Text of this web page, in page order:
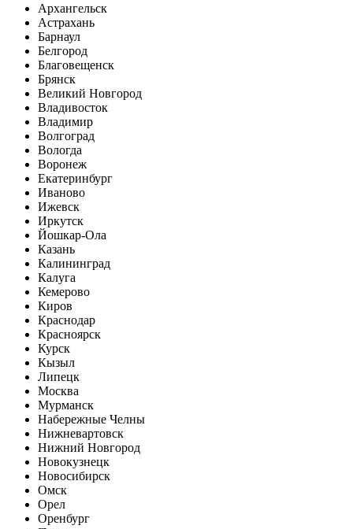
Архангельск
Астрахань
Барнаул
Белгород
Благовещенск
Брянск
Великий Новгород
Владивосток
Владимир
Волгоград
Вологда
Воронеж
Екатеринбург
Иваново
Ижевск
Иркутск
Йошкар-Ола
Казань
Калининград
Калуга
Кемерово
Киров
Краснодар
Красноярск
Курск
Кызыл
Липецк
Москва
Мурманск
Набережные Челны
Нижневартовск
Нижний Новгород
Новокузнецк
Новосибирск
Омск
Орел
Оренбург